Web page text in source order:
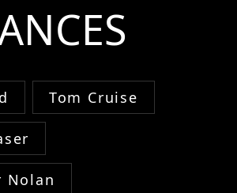
Tom Cruise
Nolan